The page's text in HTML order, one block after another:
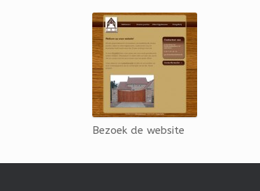
Bezoek de website